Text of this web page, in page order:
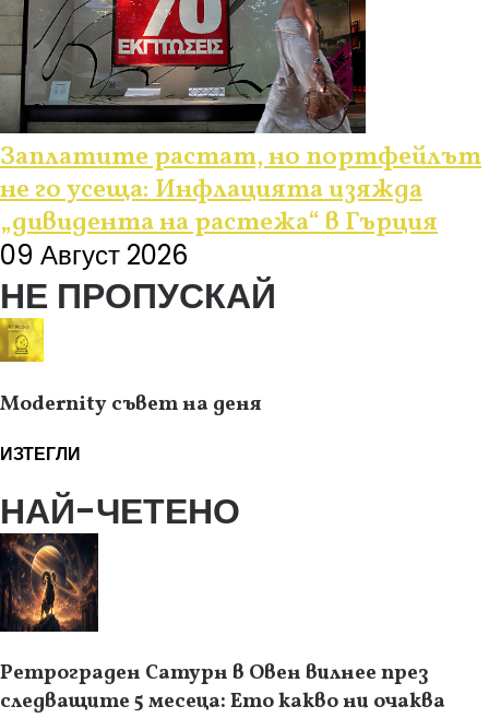
Заплатите растат, но портфейлът
не го усеща: Инфлацията изяжда
„дивидента на растежа“ в Гърция
09 Август 2026
НЕ ПРОПУСКАЙ
Modernity съвет на деня
ИЗТЕГЛИ
НАЙ-ЧЕТЕНО
Ретрограден Сатурн в Овен вилнее през
следващите 5 месеца: Ето какво ни очаква